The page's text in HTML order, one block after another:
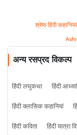
श्रेष्ठ हिंदी कहानियां
अन्य रसप्रद विकल्प
हिंदी लघुकथा हिंदी
हिंदी क्लासिक कहानियां
हिंदी कविता
हिंदी यात्रा